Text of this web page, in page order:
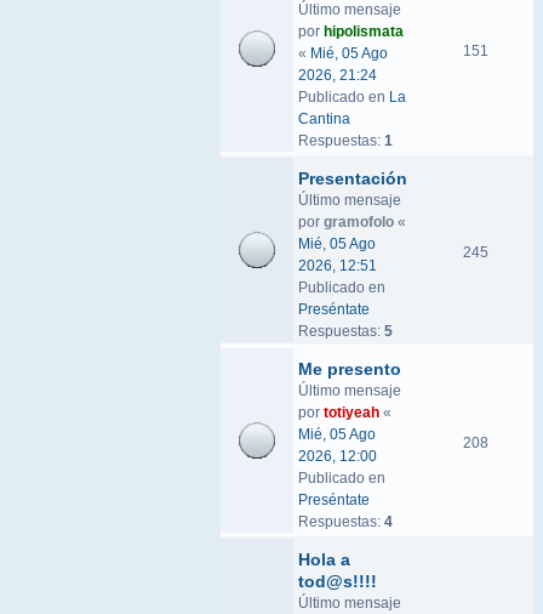
Último mensaje
por hipolismata
« Mié, 05 Ago
2026, 21:24
Publicado en La
Cantina
Respuestas: 1
151
Presentación
Último mensaje
por gramofolo «
Mié, 05 Ago
2026, 12:51
Publicado en
Preséntate
Respuestas: 5
245
Me presento
Último mensaje
por totiyeah «
Mié, 05 Ago
2026, 12:00
Publicado en
Preséntate
Respuestas: 4
208
Hola a
tod@s!!!!
Último mensaje